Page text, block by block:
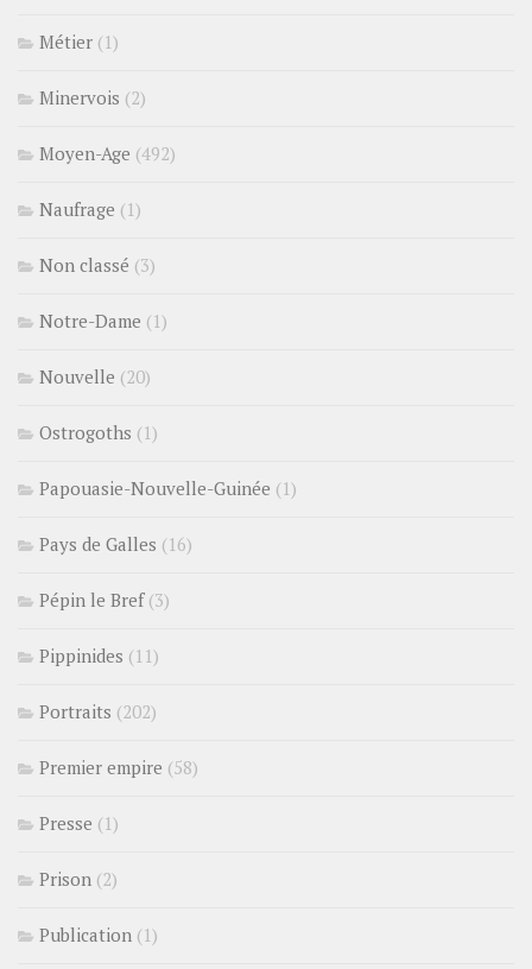
Métier (1)
Minervois (2)
Moyen-Age (492)
Naufrage (1)
Non classé (3)
Notre-Dame (1)
Nouvelle (20)
Ostrogoths (1)
Papouasie-Nouvelle-Guinée (1)
Pays de Galles (16)
Pépin le Bref(3)
Pippinides (11)
Portraits (202)
Premier empire (58)
Presse (1)
Prison (2)
Publication (1)